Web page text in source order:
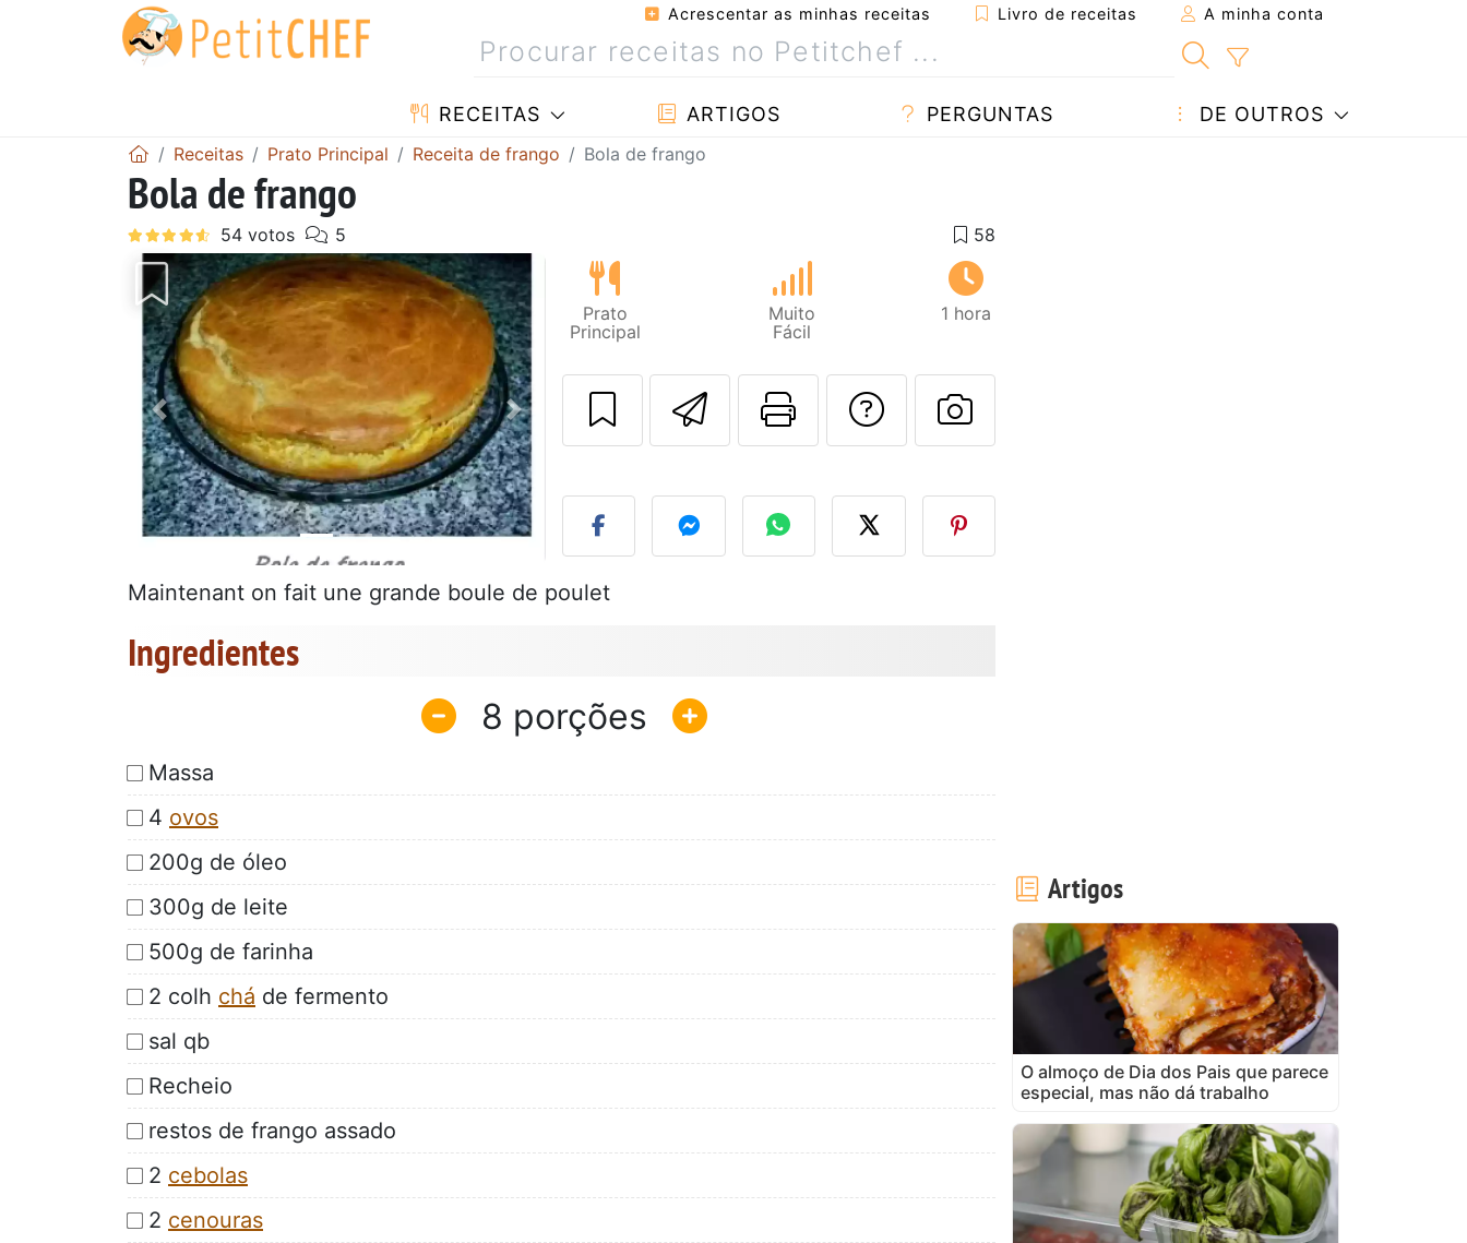
Acrescentar as minhas receitas Livro de receitas A minha conta
RECEITAS ARTIGOS PERGUNTAS DE OUTROS
Receitas Prato Principal Receita de frango Bola de frango
Bola de frango
Anterior Next
Prato
Principal
Muito
Fácil
1 hora
Enviar esta receita a um amigo
Imprima esta página
Falar com o autor da receita
Fez esta receita? Compartilhe
Maintenant on fait une grande boule de poulet
Ingredientes
8
Massa
4 ovos
200g de óleo
300g de leite
500g de farinha
2 colh chá de fermento
sal qb
Recheio
restos de frango assado
2 cebolas
2 cenouras
Artigos
O almoço de Dia dos Pais que parece
especial, mas não dá trabalho